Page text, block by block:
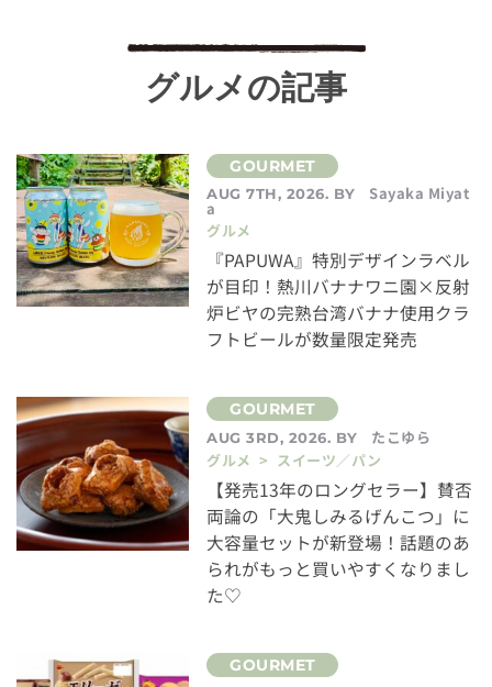
グルメの記事
AUG 7TH, 2026. BY Sayaka Miyat
a
グルメ
『PAPUWA』特別デザインラベル
が目印！熱川バナナワニ園×反射
炉ビヤの完熟台湾バナナ使用クラ
フトビールが数量限定発売
AUG 3RD, 2026. BY
たこゆら
グルメ > スイーツ／パン
【発売13年のロングセラー】賛否
両論の「大鬼しみるげんこつ」に
大容量セットが新登場！話題のあ
られがもっと買いやすくなりまし
た♡